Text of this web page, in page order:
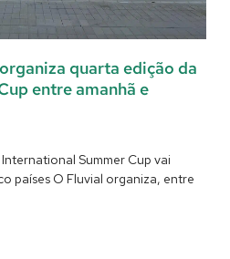
quarta edição da
entre amanhã e
Summer Cup vai
países O Fluvial organiza, entre